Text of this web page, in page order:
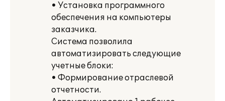
• Установка программного
обеспечения на компьютеры
заказчика.
Система позволила
автоматизировать следующие
учетные блоки:
• Формирование отраслевой
отчетности.